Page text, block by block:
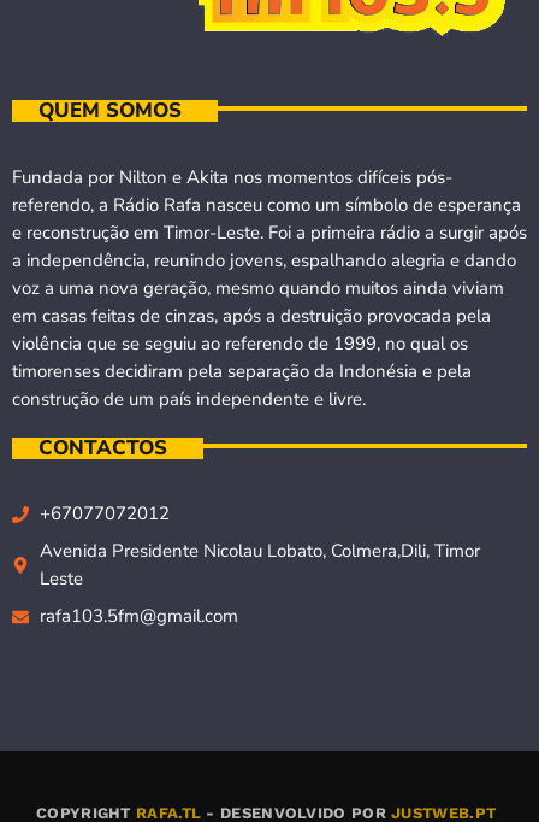
QUEM SOMOS
Fundada por Nilton e Akita nos momentos difíceis pós-
referendo, a Rádio Rafa nasceu como um símbolo de esperança
e reconstrução em Timor-Leste. Foi a primeira rádio a surgir após
a independência, reunindo jovens, espalhando alegria e dando
voz a uma nova geração, mesmo quando muitos ainda viviam
em casas feitas de cinzas, após a destruição provocada pela
violência que se seguiu ao referendo de 1999, no qual os
timorenses decidiram pela separação da Indonésia e pela
construção de um país independente e livre.
CONTACTOS
+67077072012
Avenida Presidente Nicolau Lobato, Colmera,Dili, Timor
Leste
rafa103.5fm@gmail.com
COPYRIGHT RAFA.TL - DESENVOLVIDO PORJUSTWEB.PT